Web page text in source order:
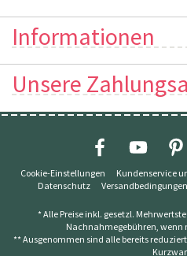
Informationen
Unsere
Cookie-Einstellungen Kundenservice
Datenschutz
Versandbedingungen
* Alle Preise inkl. gesetzl.
Nachnahmegebühren, wenn
** Ausgenommen sind alle bereits